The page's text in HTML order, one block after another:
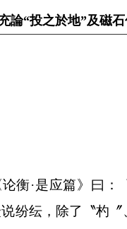
論“投之於地”及磁
衡·是应篇》曰
说纷纭，除了〝杓